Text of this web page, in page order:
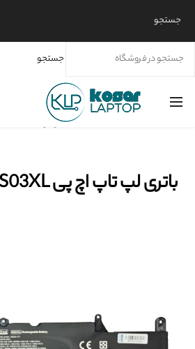
جستجو
جستجو
باتری لپ تاپ اچ پی Battery HP SS03XL
موجود نیست